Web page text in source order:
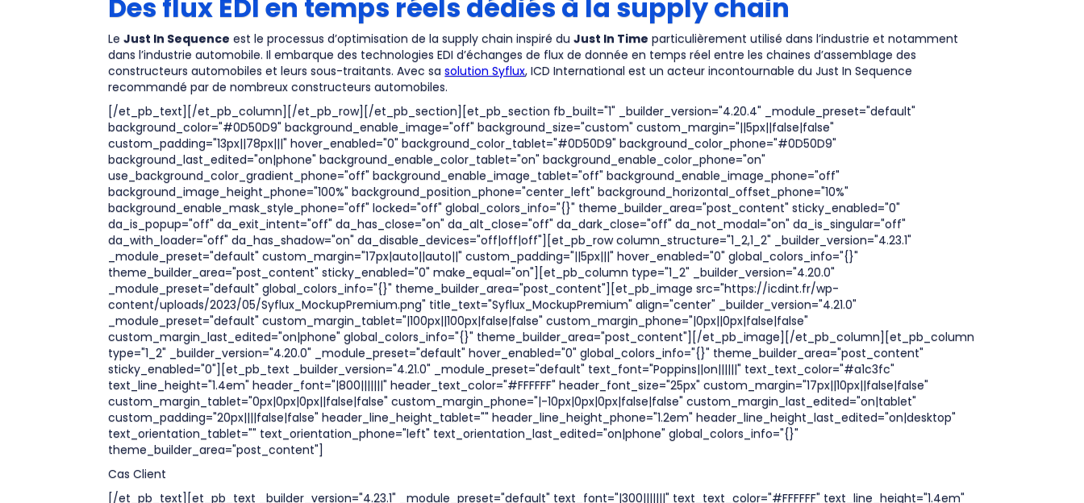
Des flux EDI en temps réels dédiés à la supply chain
LeJust In Sequence est le processus d’optimisation de la supply chain inspiré duJust In Time particulièrement utilisé dans l’industrie et notamment
dans l’industrie automobile. Il embarque des technologies EDI d’échanges de flux de donnée en temps réel entre les chaines d’assemblage des
constructeurs automobiles et leurs sous-traitants. Avec sasolution Syflux, ICD International est un acteur incontournable du Just In Sequence
recommandé par de nombreux constructeurs automobiles.
[/et_pb_text][/et_pb_column][/et_pb_row][/et_pb_section][et_pb_section fb_built="1" _builder_version="4.20.4" _module_preset="default"
background_color="#0D50D9" background_enable_image="off" background_size="custom" custom_margin="||5px||false|false"
custom_padding="13px||78px|||" hover_enabled="0" background_color_tablet="#0D50D9" background_color_phone="#0D50D9"
background_last_edited="on|phone" background_enable_color_tablet="on" background_enable_color_phone="on"
use_background_color_gradient_phone="off" background_enable_image_tablet="off" background_enable_image_phone="off"
background_image_height_phone="100%" background_position_phone="center_left" background_horizontal_offset_phone="10%"
background_enable_mask_style_phone="off" locked="off" global_colors_info="{}" theme_builder_area="post_content" sticky_enabled="0"
da_is_popup="off" da_exit_intent="off" da_has_close="on" da_alt_close="off" da_dark_close="off" da_not_modal="on" da_is_singular="off"
da_with_loader="off" da_has_shadow="on" da_disable_devices="off|off|off"][et_pb_row column_structure="1_2,1_2" _builder_version="4.23.1"
_module_preset="default" custom_margin="17px|auto||auto||" custom_padding="||5px|||" hover_enabled="0" global_colors_info="{}"
theme_builder_area="post_content" sticky_enabled="0" make_equal="on"][et_pb_column type="1_2" _builder_version="4.20.0"
_module_preset="default" global_colors_info="{}" theme_builder_area="post_content"][et_pb_image src="https://icdint.fr/wp-
content/uploads/2023/05/Syflux_MockupPremium.png" title_text="Syflux_MockupPremium" align="center" _builder_version="4.21.0"
_module_preset="default" custom_margin_tablet="|100px||100px|false|false" custom_margin_phone="|0px||0px|false|false"
custom_margin_last_edited="on|phone" global_colors_info="{}" theme_builder_area="post_content"][/et_pb_image][/et_pb_column][et_pb_column
type="1_2" _builder_version="4.20.0" _module_preset="default" hover_enabled="0" global_colors_info="{}" theme_builder_area="post_content"
sticky_enabled="0"][et_pb_text _builder_version="4.21.0" _module_preset="default" text_font="Poppins||on||||||" text_text_color="#a1c3fc"
text_line_height="1.4em" header_font="|800|||||||" header_text_color="#FFFFFF" header_font_size="25px" custom_margin="17px||10px||false|false"
custom_margin_tablet="0px|0px|0px||false|false" custom_margin_phone="|-10px|0px|0px|false|false" custom_margin_last_edited="on|tablet"
custom_padding="20px||||false|false" header_line_height_tablet="" header_line_height_phone="1.2em" header_line_height_last_edited="on|desktop"
text_orientation_tablet="" text_orientation_phone="left" text_orientation_last_edited="on|phone" global_colors_info="{}"
theme_builder_area="post_content"]
Cas Client
[/et_pb_text][et_pb_text _builder_version="4.23.1" _module_preset="default" text_font="|300|||||||" text_text_color="#FFFFFF" text_line_height="1.4em"